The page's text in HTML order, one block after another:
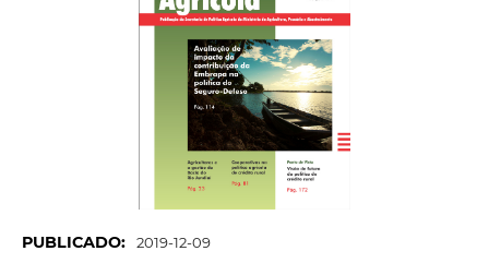
PUBLICADO: 2019-12-09